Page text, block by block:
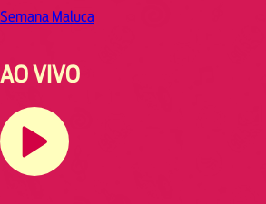
Semana Maluca
AO VIVO